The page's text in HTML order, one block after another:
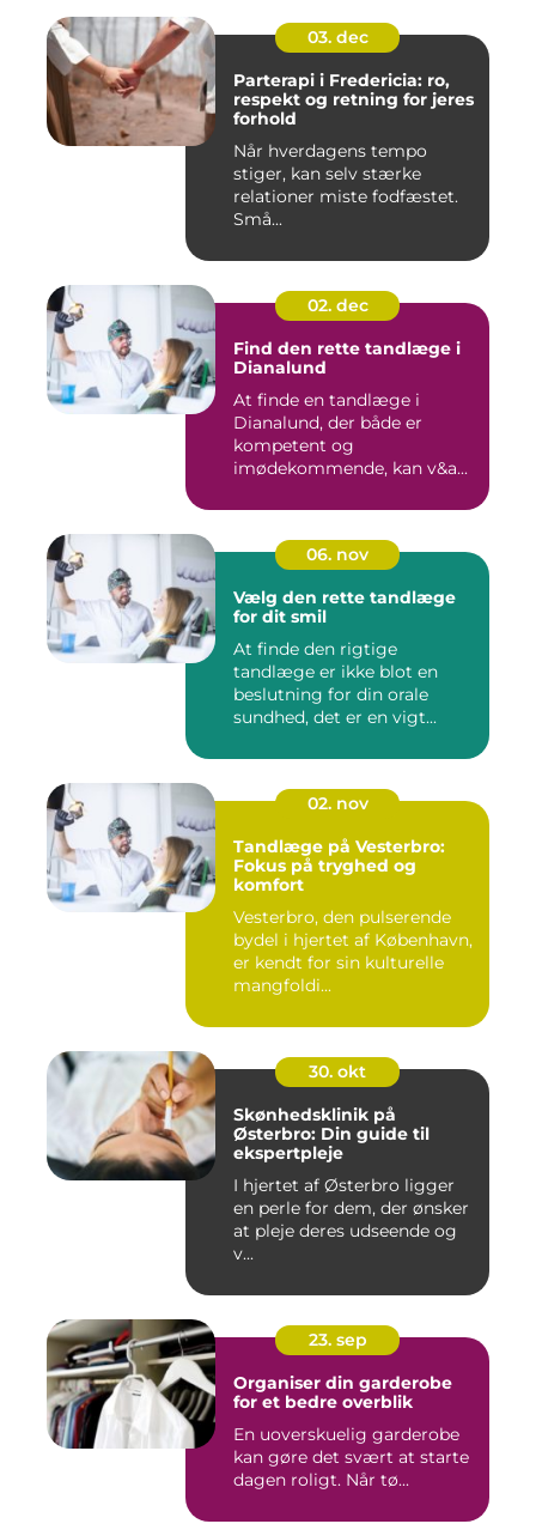
03. dec
Parterapi i Fredericia: ro,
respekt og retning for jeres
forhold
Når hverdagens tempo
stiger, kan selv stærke
relationer miste fodfæstet.
Små...
02. dec
Find den rette tandlæge i
Dianalund
At finde en tandlæge i
Dianalund, der både er
kompetent og
imødekommende, kan v&a...
06. nov
Vælg den rette tandlæge
for dit smil
At finde den rigtige
tandlæge er ikke blot en
beslutning for din orale
sundhed, det er en vigt...
02. nov
Tandlæge på Vesterbro:
Fokus på tryghed og
komfort
Vesterbro, den pulserende
bydel i hjertet af København,
er kendt for sin kulturelle
mangfoldi...
30. okt
Skønhedsklinik på
Østerbro: Din guide til
ekspertpleje
I hjertet af Østerbro ligger
en perle for dem, der ønsker
at pleje deres udseende og
v...
23. sep
Organiser din garderobe
for et bedre overblik
En uoverskuelig garderobe
kan gøre det svært at starte
dagen roligt. Når tø...